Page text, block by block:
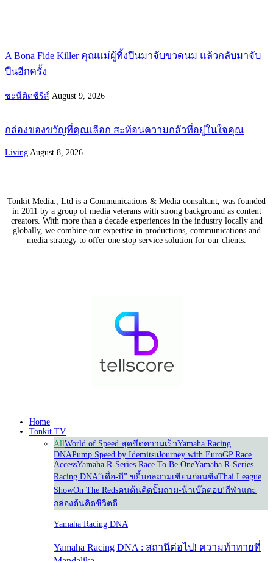
A Bona Fide Killer คุณแม่ผู้ทิ้งปืนมาจับขวดนม แล้วกลับมาจับ
ปืนอีกครั้ง
ชะนีติดซีรีส์ August 9, 2026
กล่องของขวัญที่คุณเลือก สะท้อนความกลัวที่อยู่ในใจคุณ
Living August 8, 2026
Tonkit Media., Ltd is a Communications & Media consultant, was founded
in 2011 by a group of media veterans with strong background as content
creators. With more than a decade experiences in the industry locally and
globally, we combine our expertise in productions, communications and
media strategy to offer one stop service solution for our clients.
Home
Tonkit TV
AllWorld of Speed สุดขีดความเร็วYamaha Racing
DNAPump Speed by IdemitsuJourney with EuroGP Race
AccessYamaha R-Series Race To Be OneYamaha R-Series
Racing DNA“เดื่อ-บี” ขยี้บอลถามเซียนก่อนซิ่งThai League
ShowOn The Redsคนต้นคิดปั๊มถาม-น้าเบ๊ดตอบ!กีฬาแกะ
กล่องต้นคิดชีวิตดี
Yamaha Racing DNA
Yamaha Racing DNA : สถานีต่อไป! ความท้าทายที่